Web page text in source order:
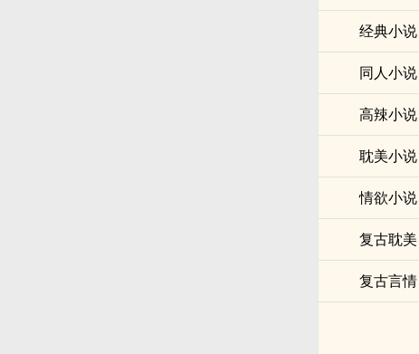
经典小说
同人小说
高辣小说
耽美小说
情欲小说
复古耽美
复古言情